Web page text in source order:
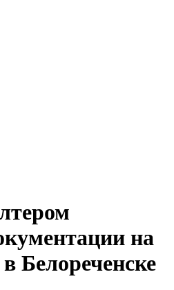
на
Белореченске